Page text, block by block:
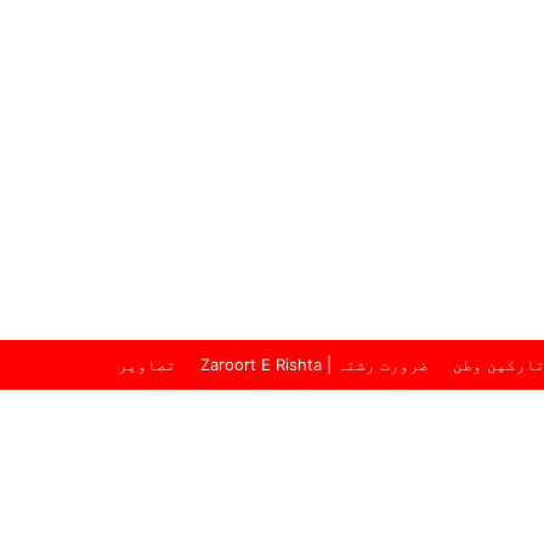
تارکین وطن ضرورت رشتہ | Zaroort E Rishta تصاویر